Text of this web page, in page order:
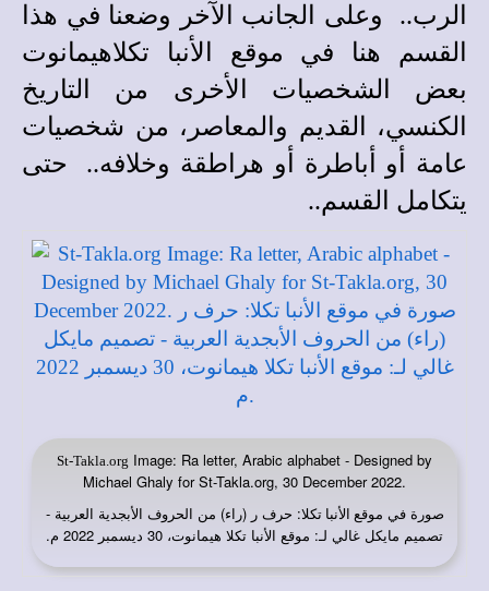
الرب.. وعلى الجانب الآخر وضعنا في هذا
القسم هنا في موقع الأنبا تكلاهيمانوت
بعض الشخصيات الأخرى من التاريخ
الكنسي، القديم والمعاصر، من شخصيات
عامة أو أباطرة أو هراطقة وخلافه.. حتى
يتكامل القسم..
St-Takla.org Image: Ra letter, Arabic alphabet - Designed by
Michael Ghaly for St-Takla.org, 30 December 2022.
صورة في موقع الأنبا تكلا: حرف ر (راء) من الحروف الأبجدية العربية -
تصميم مايكل غالي لـ: موقع الأنبا تكلا هيمانوت، 30 ديسمبر 2022 م.